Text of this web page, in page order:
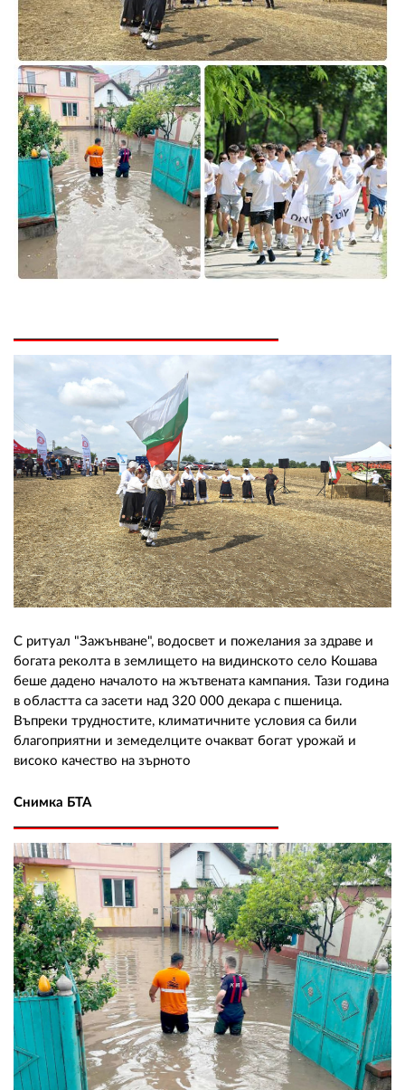
С ритуал "Зажънване", водосвет и пожелания за здраве и
богата реколта в землището на видинското село Кошава
беше дадено началото на жътвената кампания. Тази година
в областта са засети над 320 000 декара с пшеница.
Въпреки трудностите, климатичните условия са били
благоприятни и земеделците очакват богат урожай и
високо качество на зърното
Снимка БТА
РЕКЛАМА
АБОНАМЕНТ
УСЛОВИЯ ЗА ПОЛЗВАНЕ
ПОЛИТИКА ЗА БИСКВИТКИТЕ
ПОЛИТИКАТА ЗА
ПОВЕРИТЕЛНОСТ
02 975 20 35